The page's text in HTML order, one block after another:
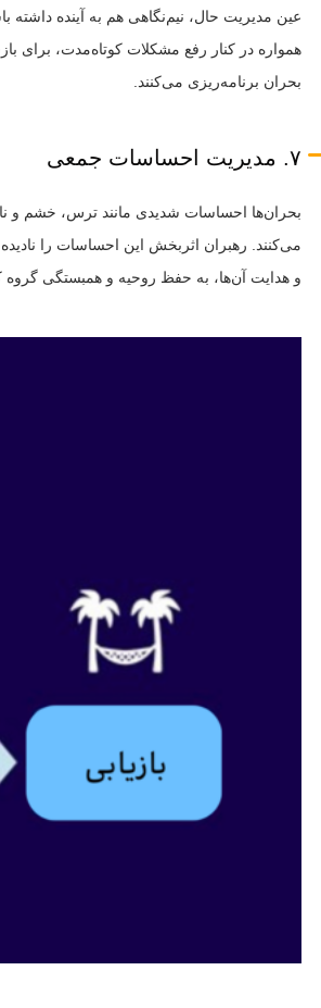
عین مدیریت حال، نیم‌نگاهی هم به آینده داشته
همواره در کنار رفع مشکلات کوتاه‌مدت، برای
بحران برنامه‌ریزی می‌کنند.
۷. مدیریت احساسات جمعی
بحران‌ها احساسات شدیدی مانند ترس، خشم و
می‌کنند. رهبران اثربخش این احساسات را
و هدایت آن‌ها، به حفظ روحیه و همبستگی گروه